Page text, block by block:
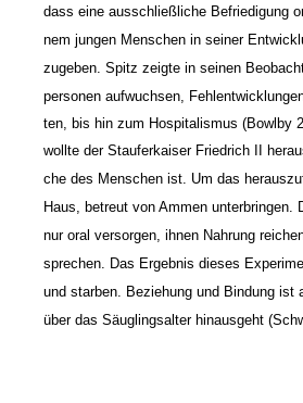
dass eine ausschließliche Befriedigung
nem jungen Menschen in seiner
zugeben. Spitz zeigte in seinen
personen aufwuchsen,
ten, bis hin zum Hospitalismus (Bowlby
wollte der Stauferkaiser Friedrich II
che des Menschen ist. Um das
Haus, betreut von Ammen
nur oral versorgen, ihnen Nahrung
sprechen. Das Ergebnis dieses
und starben. Beziehung und Bindung ist
über das Säuglingsalter hinausgeht